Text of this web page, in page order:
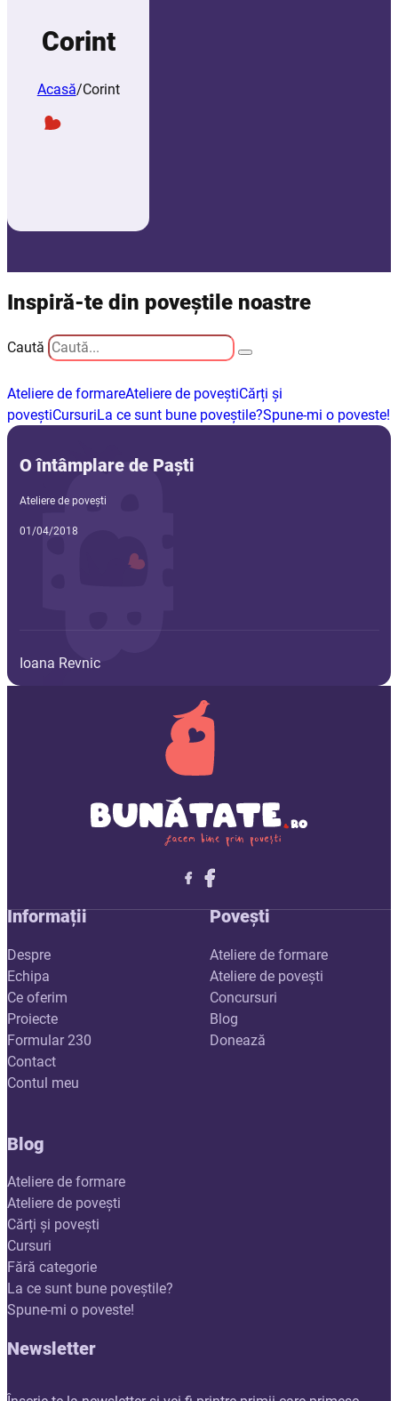
Corint
Acasă/Corint
Inspiră-te din poveștile noastre
Caută
Ateliere de formareAteliere de poveștiCărți și
poveștiCursuriLa ce sunt bune poveștile?Spune-mi o poveste!
O întâmplare de Paști
Ateliere de povești
01/04/2018
Ioana Revnic
Follow me on X
Follow me on LinkedIn
Follow me on X
Informații
Despre
Echipa
Ce oferim
Proiecte
Formular 230
Contact
Contul meu
Povești
Ateliere de formare
Ateliere de povești
Concursuri
Blog
Donează
Blog
Ateliere de formare
Ateliere de povești
Cărți și povești
Cursuri
Fără categorie
La ce sunt bune poveștile?
Spune-mi o poveste!
Newsletter